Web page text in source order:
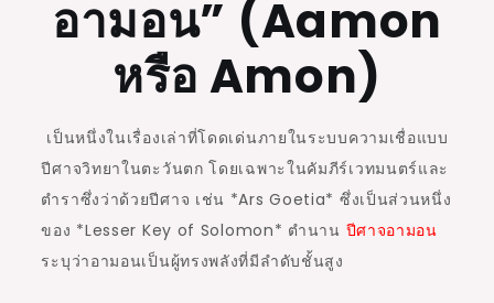
อามอน” (Aamon
หรือ Amon)
เป็นหนึ่งในเรื่องเล่าที่โดดเด่นภายในระบบความเชื่อแบบ
ปีศาจวิทยาในตะวันตก โดยเฉพาะในคัมภีร์เวทมนตร์และ
ตำราซึ่งว่าด้วยปีศาจ เช่น *Ars Goetia* ซึ่งเป็นส่วนหนึ่ง
ของ *Lesser Key of Solomon* ตำนาน ปีศาจอามอน
ระบุว่าอามอนเป็นผู้ทรงพลังที่มีลำดับชั้นสูง